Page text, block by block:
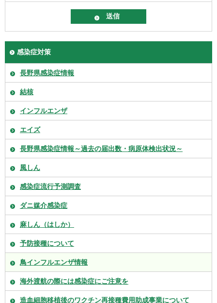
感染症対策
長野県感染症情報
結核
インフルエンザ
エイズ
長野県感染症情報～過去の届出数・病原体検出状況～
風しん
感染症流行予測調査
ダニ媒介感染症
麻しん（はしか）
予防接種について
鳥インフルエンザ情報
海外渡航の際には感染症にご注意を
造血細胞移植後のワクチン再接種費用助成事業について